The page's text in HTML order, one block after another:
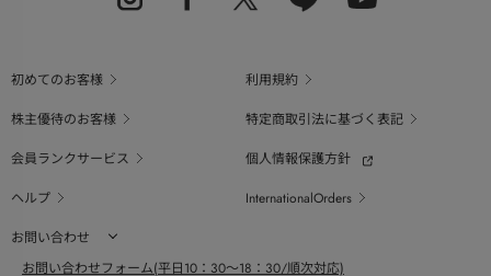
初めてのお客様
利用規約
株主優待のお客様
特定商取引法に基づく表記
会員ランクサービス
個人情報保護方針
ヘルプ
InternationalOrders
お問い合わせ
お問い合わせフォーム(平日10：30～18：30/順次対応)